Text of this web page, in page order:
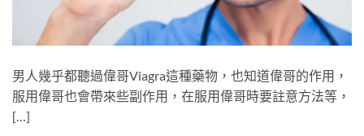
男人幾乎都聽過偉哥Viagra這種藥物，也知道偉哥的作用，
服用偉哥也會帶來些副作用，在服用偉哥時要註意方法等，
[…]